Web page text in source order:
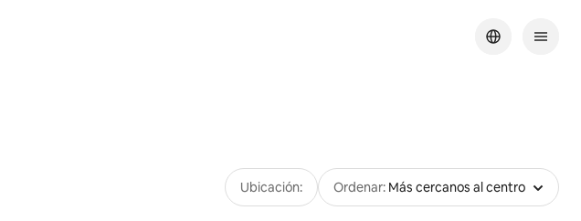
Ubicación: Ordenar: Más cercanos al centro